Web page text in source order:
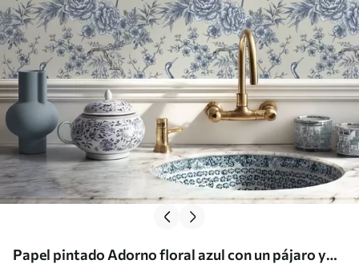
Papel pintado Adorno floral azul con un pájaro y